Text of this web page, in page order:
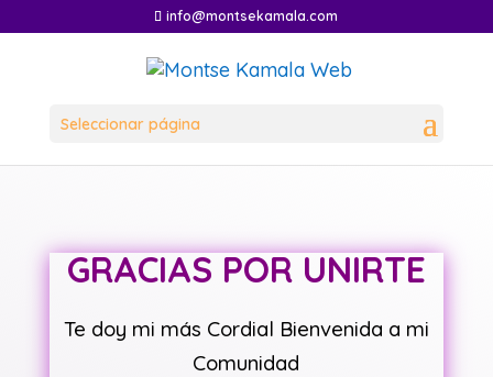
info@montsekamala.com
Seleccionar página
GRACIAS POR UNIRTE
Te doy mi más Cordial Bienvenida a mi
Comunidad